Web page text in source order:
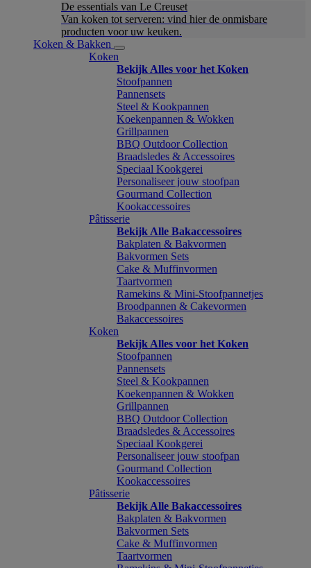
De essentials van Le Creuset
Van koken tot serveren: vind hier de onmisbare
producten voor uw keuken.
Koken & Bakken
Koken
Bekijk Alles voor het Koken
Stoofpannen
Pannensets
Steel & Kookpannen
Koekenpannen & Wokken
Grillpannen
BBQ Outdoor Collection
Braadsledes & Accessoires
Speciaal Kookgerei
Personaliseer jouw stoofpan
Gourmand Collection
Kookaccessoires
Pâtisserie
Bekijk Alle Bakaccessoires
Bakplaten & Bakvormen
Bakvormen Sets
Cake & Muffinvormen
Taartvormen
Ramekins & Mini-Stoofpannetjes
Broodpannen & Cakevormen
Bakaccessoires
Koken
Bekijk Alles voor het Koken
Stoofpannen
Pannensets
Steel & Kookpannen
Koekenpannen & Wokken
Grillpannen
BBQ Outdoor Collection
Braadsledes & Accessoires
Speciaal Kookgerei
Personaliseer jouw stoofpan
Gourmand Collection
Kookaccessoires
Pâtisserie
Bekijk Alle Bakaccessoires
Bakplaten & Bakvormen
Bakvormen Sets
Cake & Muffinvormen
Taartvormen